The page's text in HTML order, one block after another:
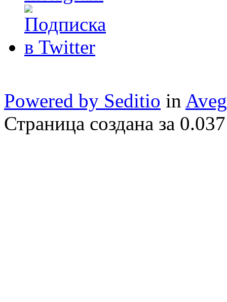
Powered by Seditio in
Страница создана за